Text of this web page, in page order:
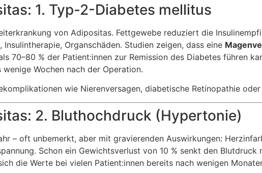
1. Typ-2-Diabetes mellitus
von Adipositas. Fettgewebe reduziert die
Organschäden. Studien zeigen, dass eine
70–80 % der Patient:innen zur Remission des Diabetes führen
Wochen nach der Operation.
wie Nierenversagen, diabetische Retinopathie
2. Bluthochdruck (Hypertonie)
– oft unbemerkt, aber mit gravierenden Auswirkungen:
Schon ein Gewichtsverlust von 10 % senkt den Blutdruck
die Werte bei vielen Patient:innen bereits nach wenigen